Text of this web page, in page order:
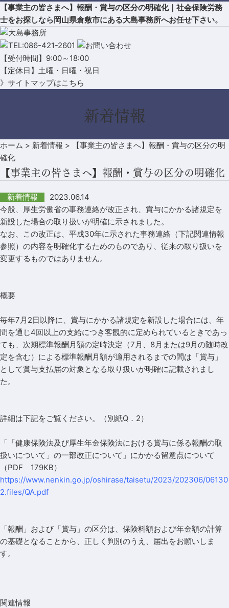
【事業主の皆さまへ】報酬・賞与の区分の明確化｜社会保険労務
士をお探しなら岡山県倉敷市にある大島事務所へお任せ下さい。
【受付時間】9:00～18:00
【定休日】土曜・日曜・祝日
》サイトマップはこちら
新着情報
ホーム > 新着情報 >
【事業主の皆さまへ】報酬・賞与の区分の明
確化
【事業主の皆さまへ】報酬・賞与の区分の明確化
新着情報
2023.06.14
今般、厚生労働省の事務連絡が改正され、賞与にかかる諸規定を
新設した場合の取り扱いが明確に示されました。
なお、この改正は、平成30年に示された事務連絡（下記関連情報
参照）の内容を明確化するためのものであり、従来の取り扱いを
変更するものではありません。
概要
毎年7月2日以降に、賞与にかかる諸規定を新設した場合には、年
間を通じ4回以上の支給につき客観的に定められているときであっ
ても、次期標準報酬月額の定時決定（7月、8月または9月の随時改
定を含む）による標準報酬月額が適用されるまでの間は「賞与」
として賞与支払届の対象となる取り扱いが明確に記載されまし
た。
詳細は下記をご覧ください。（別紙Q．2）
「「健康保険法及び厚生年金保険法における賞与に係る報酬の取
扱いについて」の一部改正について」にかかる留意点について
（PDF 179KB）
https://www.nenkin.go.jp/oshirase/taisetu/2023/202306/06130
2.files/QA.pdf
「報酬」および「賞与」の区分は、保険料額および年金額の計算
の基礎となることから、正しく判別のうえ、届出をお願いしま
す。
関連情報